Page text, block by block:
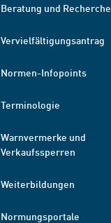
Beratung und Recherche
Vervielfältigungsantrag
Normen-Infopoints
Terminologie
Warnvermerke und
Verkaufssperren
Weiterbildungen
Normungsportale